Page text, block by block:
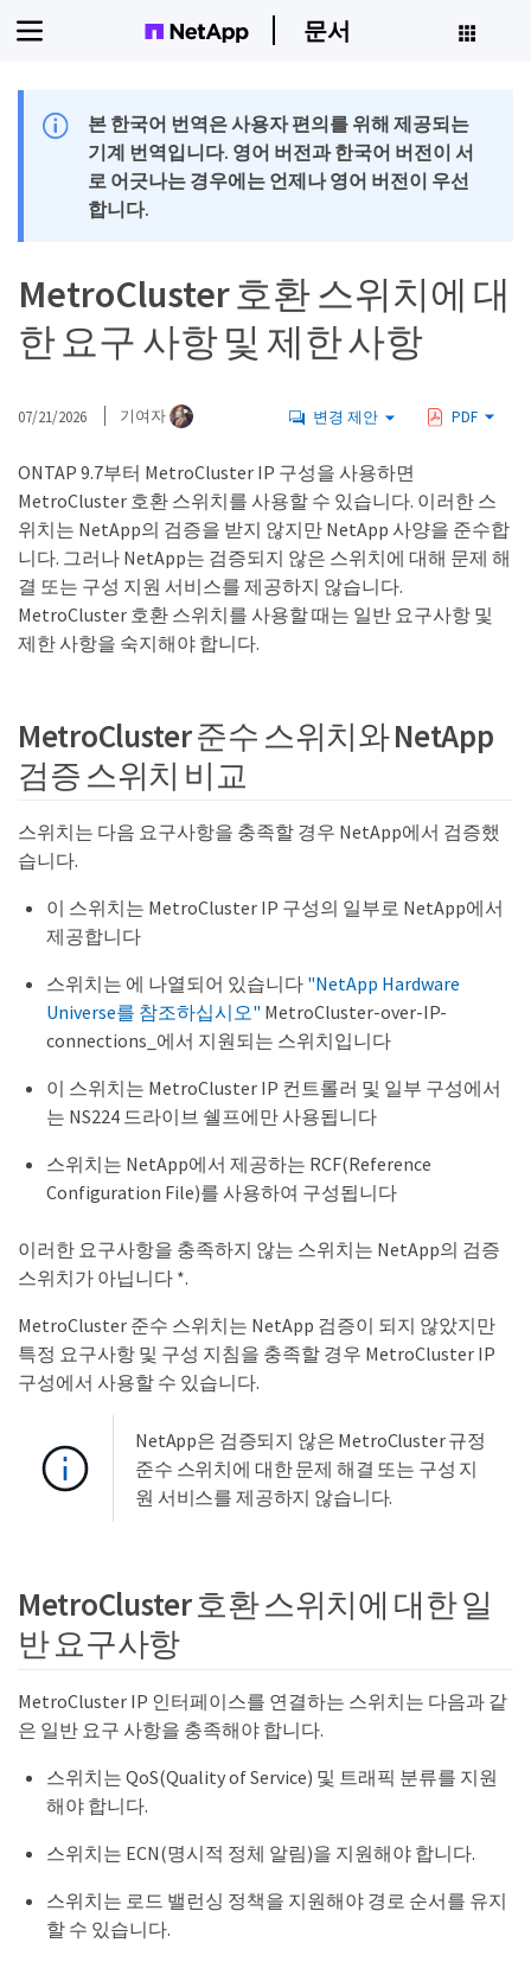
문서
본 한국어 번역은 사용자 편의를 위해 제공되는
기계 번역입니다. 영어 버전과 한국어 버전이 서
로 어긋나는 경우에는 언제나 영어 버전이 우선
합니다.
MetroCluster 호환 스위치에 대
한 요구 사항 및 제한 사항
07/21/2026 기여자 변경 제안 PDF
ONTAP 9.7부터 MetroCluster IP 구성을 사용하면
MetroCluster 호환 스위치를 사용할 수 있습니다. 이러한 스
위치는 NetApp의 검증을 받지 않지만 NetApp 사양을 준수합
니다. 그러나 NetApp는 검증되지 않은 스위치에 대해 문제 해
결 또는 구성 지원 서비스를 제공하지 않습니다.
MetroCluster 호환 스위치를 사용할 때는 일반 요구사항 및
제한 사항을 숙지해야 합니다.
MetroCluster 준수 스위치와 NetApp
검증 스위치 비교
스위치는 다음 요구사항을 충족할 경우 NetApp에서 검증했
습니다.
이 스위치는 MetroCluster IP 구성의 일부로 NetApp에서
제공합니다
스위치는 에 나열되어 있습니다 "NetApp Hardware
Universe를 참조하십시오" MetroCluster-over-IP-
connections_에서 지원되는 스위치입니다
이 스위치는 MetroCluster IP 컨트롤러 및 일부 구성에서
는 NS224 드라이브 쉘프에만 사용됩니다
스위치는 NetApp에서 제공하는 RCF(Reference
Configuration File)를 사용하여 구성됩니다
이러한 요구사항을 충족하지 않는 스위치는 NetApp의 검증
스위치가 아닙니다 *.
MetroCluster 준수 스위치는 NetApp 검증이 되지 않았지만
특정 요구사항 및 구성 지침을 충족할 경우 MetroCluster IP
구성에서 사용할 수 있습니다.
NetApp은 검증되지 않은 MetroCluster 규정
준수 스위치에 대한 문제 해결 또는 구성 지
원 서비스를 제공하지 않습니다.
MetroCluster 호환 스위치에 대한 일
반 요구사항
MetroCluster IP 인터페이스를 연결하는 스위치는 다음과 같
은 일반 요구 사항을 충족해야 합니다.
스위치는 QoS(Quality of Service) 및 트래픽 분류를 지원
해야 합니다.
스위치는 ECN(명시적 정체 알림)을 지원해야 합니다.
스위치는 로드 밸런싱 정책을 지원해야 경로 순서를 유지
할 수 있습니다.